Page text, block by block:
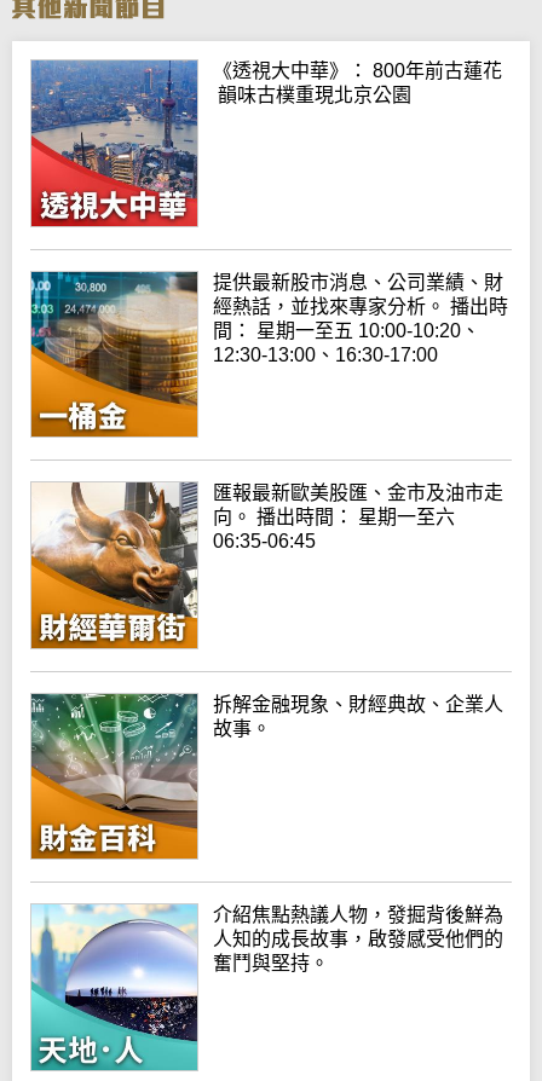
《透視大中華》： 800年前古蓮花
韻味古樸重現北京公園
提供最新股市消息、公司業績、財
經熱話，並找來專家分析。 播出時
間： 星期一至五 10:00-10:20、
12:30-13:00、16:30-17:00
匯報最新歐美股匯、金市及油市走
向。 播出時間： 星期一至六
06:35-06:45
拆解金融現象、財經典故、企業人
故事。
介紹焦點熱議人物，發掘背後鮮為
人知的成長故事，啟發感受他們的
奮鬥與堅持。